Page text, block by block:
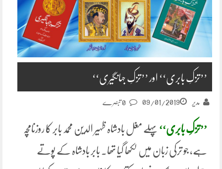
’’تزکِ بابری‘‘ اور ’’تزکِ جہانگیری‘‘
مدیر 09/01/2019
’’تزکِ بابری‘‘ پہلے مغل بادشاہ ظہیر الدین محمد بابر کا روزنامچہ
ہے، جو ترکی زبان میں لکھا گیا تھا. بابر بادشاہ کے پوتے